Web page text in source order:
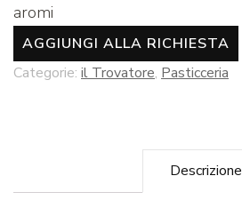
aromi
AGGIUNGI ALLA RICHIESTA
Categorie: il Trovatore, Pasticceria
Descrizione